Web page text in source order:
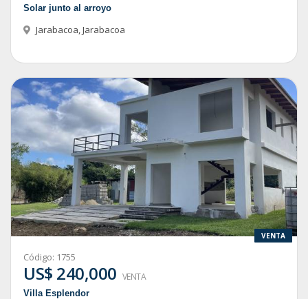
Solar junto al arroyo
Jarabacoa,Jarabacoa
VENTA
Código: 1755
US$ 240,000 VENTA
Villa Esplendor